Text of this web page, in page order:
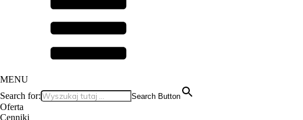
MENU
Search for:
Search Button
Oferta
Cenniki